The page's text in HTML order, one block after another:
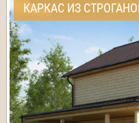
КАРКАС ИЗ